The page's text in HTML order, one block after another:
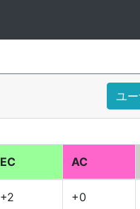
ユ
EC AC
+2 +0